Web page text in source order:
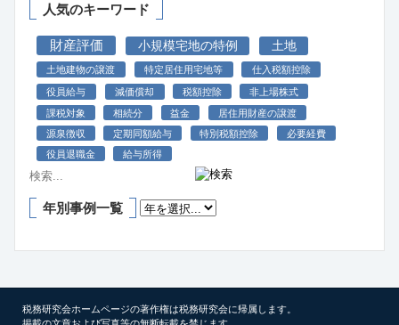
人気のキーワード
財産評価 小規模宅地の特例 土地
土地建物の譲渡 特定居住用宅地等 仕入税額控除
役員給与 減価償却 税額控除
非上場株式
課税対象
相続分 益金
居住用財産の譲渡
源泉徴収
定期同額給与 特別税額控除
必要経費
役員退職金
給与所得
年別事例一覧
税務研究会ホームページの著作権は税務研究会に帰属します。